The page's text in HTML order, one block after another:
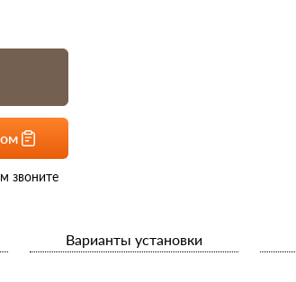
звоните
Варианты установки